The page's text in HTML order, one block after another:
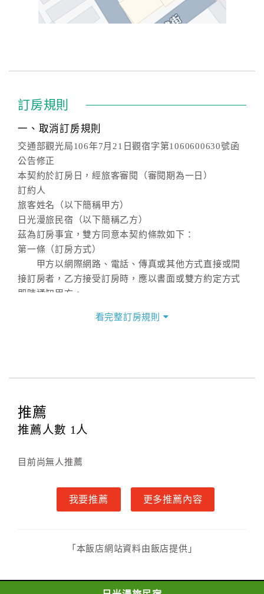
訂房規則
一、取消訂房規則
交通部觀光局106年7月21日觀宿字第1060600630號函
公告修正
本契約於訂房日，經旅客審閱（審閱期為一日）
訂約人
旅客姓名（以下簡稱甲方）
日光漫旅民宿（以下簡稱乙方）
茲為訂房事宜，雙方同意本契約條款如下：
第一條（訂房方式）
甲方以網際網路、電話、傳真或其他方式直接或間
接訂房者，乙方接受訂房時，應以書面或雙方約定方式
即時通知甲方。
甲方訂房應告知乙方預定住宿之期間、所需客房房
本契約之房價經雙方合意，依網路售價計費（含稅
金及服務費），乙方除提供住宿外，尚包括（依預訂專
第四條（入住、退房時間）
第五條（付款方式）
甲、乙雙方同意本契約之付款方式依乙方提供方
第六條（定金或預收房價總金額之收取）
第七條（甲方解約時定金之退還）
看完整訂房規則
推薦
推薦人數 1 人
目前尚無人推薦
我要推薦 更多推薦內容
「本飯店網站資料由飯店提供」